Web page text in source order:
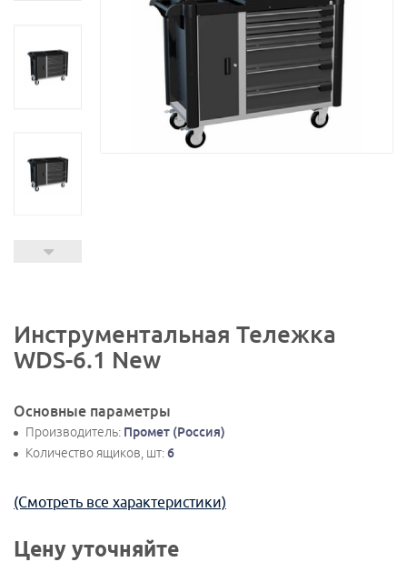
Инструментальная Тележка
WDS-6.1 New
Основные параметры
Производитель: Промет (Россия)
Количество ящиков, шт:6
(Смотреть все характеристики)
Цену уточняйте